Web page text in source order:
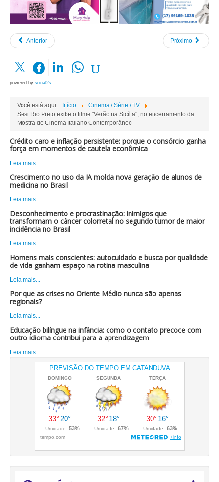
Anterior Próximo
powered by social2s
Você está aqui: Início
Cinema / Série / TV
Sesi Rio Preto exibe o filme "Verão na Sicília", no encerramento da
Mostra de Cinema Italiano Contemporâneo
Crédito caro e inflação persistente: porque o consórcio ganha
força em momentos de cautela econômica
Leia mais...
Crescimento no uso da IA molda nova geração de alunos de
medicina no Brasil
Leia mais...
Desconhecimento e procrastinação: inimigos que
transformam o câncer colorretal no segundo tumor de maior
incidência no Brasil
Leia mais...
Homens mais conscientes: autocuidado e busca por qualidade
de vida ganham espaço na rotina masculina
Leia mais...
Por que as crises no Oriente Médio nunca são apenas
regionais?
Leia mais...
Educação bilíngue na infância: como o contato precoce com
outro idioma contribui para a aprendizagem
Leia mais...